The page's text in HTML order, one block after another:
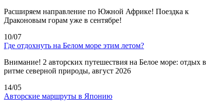
Расширяем направление по Южной Африке! Поездка к
Драконовым горам уже в сентябре!
10/07
Где отдохнуть на Белом море этим летом?
Внимание! 2 авторских путешествия на Белое море: отдых в
ритме северной природы, август 2026
14/05
Авторские маршруты в Японию